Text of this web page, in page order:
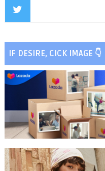
IF DESIRE, CICK IMAGE 👇